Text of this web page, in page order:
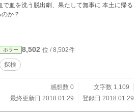
か？
ホラー 8,502 位 / 8,502件
探検
感想数 0
文字数 1,109
最終更新日 2018.01.29
登録日 2018.01.29